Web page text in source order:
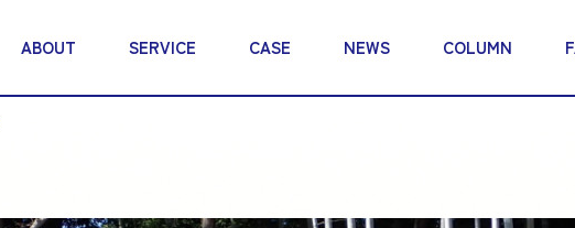
ABOUT SERVICE CASE NEWS COLUMN